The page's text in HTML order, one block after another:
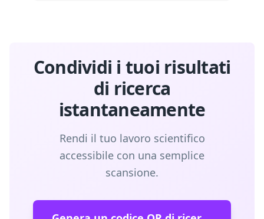
Condividi i tuoi risultati
di ricerca
istantaneamente
Rendi il tuo lavoro scientifico
accessibile con una semplice
scansione.